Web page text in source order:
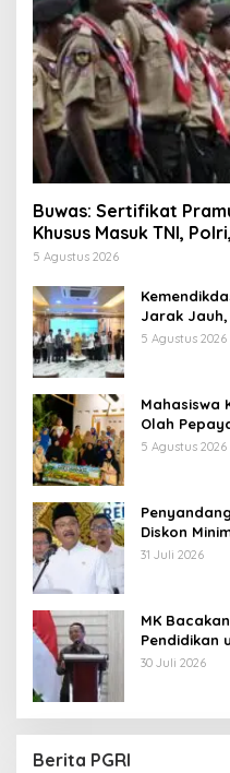
Buwas: Sertifikat
Khusus Masuk TNI,
5 Agustus 2026
Jarak Jauh,
5 Agustus 2026
Mahasiswa
Olah
Tinggi,
5 Agustus 2026
Diskon
Sekolah dan
31 Juli 2026
MK
Pendidikan
Tunggu
30 Juli 2026
Berita PGRI